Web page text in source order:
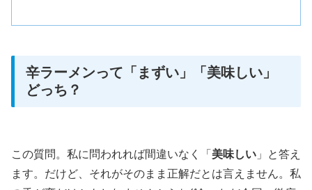
辛ラーメンって「まずい」「美味しい」
どっち？
この質問。私に問われれば間違いなく「 美味しい 」と答え
ます。だけど、それがそのまま正解だとは言えません。私